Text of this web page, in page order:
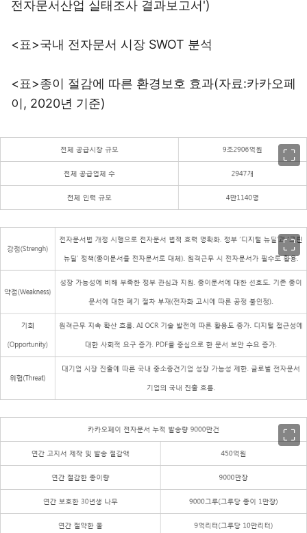
전자문서산업 실태조사 결과보고서')
<표>국내 전자문서 시장 SWOT 분석
<표>종이 절감에 따른 환경보호 효과(자료:카카오페
이, 2020년 기준)